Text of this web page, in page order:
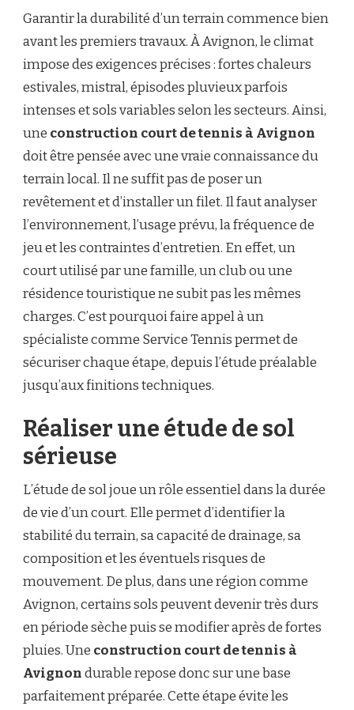
TENNIS
À
AU
DES
ANNÉES
Garantir la durabilité d’un terrain commence bien
avant les premiers travaux. À Avignon, le climat
impose des exigences précises : fortes chaleurs
estivales, mistral, épisodes pluvieux parfois
intenses et sols variables selon les secteurs. Ainsi,
une construction court de tennis à Avignon
doit être pensée avec une vraie connaissance du
terrain local. Il ne suffit pas de poser un
revêtement et d’installer un filet. Il faut analyser
l’environnement, l’usage prévu, la fréquence de
jeu et les contraintes d’entretien. En effet, un
court utilisé par une famille, un club ou une
résidence touristique ne subit pas les mêmes
charges. C’est pourquoi faire appel à un
spécialiste comme Service Tennis permet de
sécuriser chaque étape, depuis l’étude préalable
jusqu’aux finitions techniques.
Réaliser une étude de sol
sérieuse
L’étude de sol joue un rôle essentiel dans la durée
de vie d’un court. Elle permet d’identifier la
stabilité du terrain, sa capacité de drainage, sa
composition et les éventuels risques de
mouvement. De plus, dans une région comme
Avignon, certains sols peuvent devenir très durs
en période sèche puis se modifier après de fortes
pluies. Une construction court de tennis à
Avignondurable repose donc sur une base
parfaitement préparée. Cette étape évite les